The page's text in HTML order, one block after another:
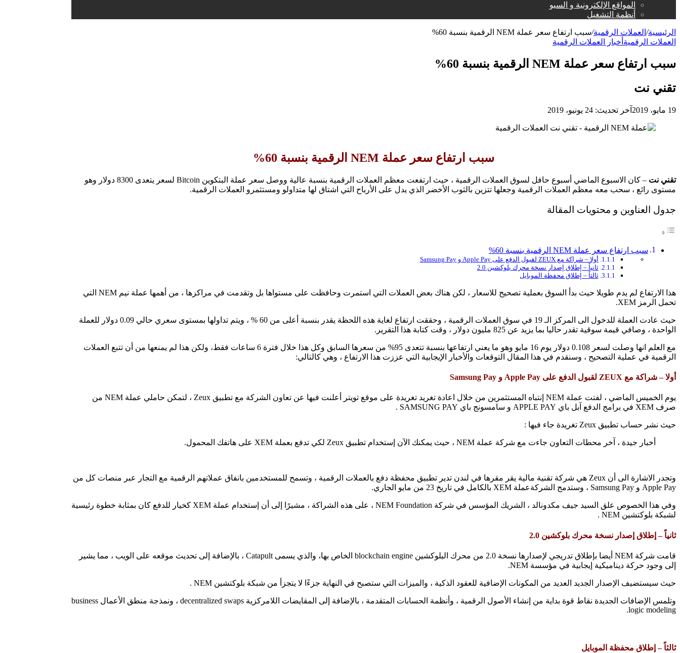
المواقع الإلكترونية و السيو
أنظمة التشغيل
الرئيسية/ العملات الرقمية/سبب ارتفاع سعر عملة NEM الرقمية بنسبة 60%
العملات الرقمية أخبار العملات الرقمية
سبب ارتفاع سعر عملة NEM الرقمية بنسبة 60%
تقني نت
19 مايو، 2019 آخر تحديث: 24 يونيو، 2019
سبب ارتفاع سعر عملة NEM الرقمية بنسبة 60%
تقني نت
– كان الاسبوع الماضي أسبوع حافل لسوق العملات الرقمية ، حيث ارتفعت معظم العملات الرقمية بنسبة عالية ووصل سعر عملة البتكوين Bitcoin لسعر يتعدى 8300 دولار وهو
مستوى رائع ، سحب معه معظم العملات الرقمية وجعلها تتزين بالثوب الأخضر الذي يدل على الأرباح التي اشتاق لها متداولو ومستثمرو العملات الرقمية.
جدول العناوين و محتويات المقالة
سبب ارتفاع سعر عملة NEM الرقمية بنسبة 60%
أولا – شراكة مع ZEUX لقبول الدفع على Apple Pay و Samsung Pay
ثانياً – إطلاق إصدار نسخة محرك بلوكشين 2.0
ثالثاً – إطلاق محفظة الموبايل
هذا الارتفاع لم يدم طويلا حيث بدأ السوق بعملية تصحيح للاسعار ، لكن هناك بعض العملات التي استمرت وحافظت على مستواها بل وتقدمت في مراكزها ، من أهمها عملة نيم NEM التي
تحمل الرمز XEM.
حيث عادت العملة للدخول الى المركز الـ 19 في سوق العملات الرقمية ، وحققت ارتفاع لغاية هذه اللحظة يقدر بنسبة أعلى من 60 % ، ويتم تداولها بمستوى سعري حالي 0.09 دولار للعملة
الواحدة ، وصافي قيمة سوقية تقدر حاليا بما يزيد عن 825 مليون دولار ، وقت كتابة هذا التقرير.
مع العلم انها وصلت لسعر 0.108 دولار يوم 16 مايو وهو ما يعني ارتفاعها بنسبة تتعدى 95% من سعرها السابق وكل هذا خلال فترة 6 ساعات فقط، ولكن هذا لم يمنعها من أن تتبع العملات
الرقمية في عملية التصحيح ، وسنقدم في هذا المقال التوقعات والأخبار الإيجابية التي عززت هذا الارتفاع ، وهي كالتالي:
أولا – شراكة مع ZEUX لقبول الدفع على Apple Pay و Samsung Pay
يوم الخميس الماضي ، لفتت عملة NEM إنتباه المستثمرين من خلال اعادة تغريد تغريدة على موقع تويتر أعلنت فيها عن تعاون الشركة مع تطبيق Zeux ، لتمكن حاملي عملة NEM من
صرف XEM في برامج الدفع آبل باي APPLE PAY و سامسونج باي SAMSUNG PAY .
حيث نشر حساب تطبيق Zeux تغريدة جاء فيها :
أخبار جيدة ، آخر محطات التعاون جاءت مع شركة عملة NEM ، حيث يمكنك الآن إستخدام تطبيق Zeux لكي تدفع بعملة XEM على هاتفك المحمول.
وتجدر الاشارة الى أن Zeux هي شركة تقنية مالية يقر مقرها في لندن تدير تطبيق محفظة دفع بالعملات الرقمية ، وتسمح للمستخدمين بانفاق عملاتهم الرقمية مع التجار عبر منصات كل من
Apple Pay و Samsung Pay ، وستدمج الشركةعملة XEM بالكامل في تاريخ 23 من مايو الجاري.
وفي هذا الخصوص علق السيد جيف مكدونالد ، الشريك المؤسس في شركة NEM Foundation ، على هذه الشراكة ، مشيرًا إلى أن إستخدام عملة XEM كخيار للدفع كان بمثابة خطوة رئيسية
لشبكة بلوكتشين NEM .
ثانياً – إطلاق إصدار نسخة محرك بلوكشين 2.0
قامت شركة NEM أيضا بإطلاق تدريجي لإصدارها نسخة 2.0 من محرك البلوكشين blockchain engine الخاص بها، والذي يسمى Catapult ، بالإضافة إلى تحديث موقعه على الويب ، مما يشير
إلى وجود حركة ديناميكية إيجابية في مؤسسة NEM.
حيث سيستضيف الإصدار الجديد العديد من المكونات الإضافية للعقود الذكية ، والميزات التي ستصبح في النهاية جزءًا لا يتجزأ من شبكة بلوكتشين NEM .
وتلمس الإضافات الجديدة نقاط قوة بداية من إنشاء الأصول الرقمية ، وأنظمة الحسابات المتقدمة ، بالإضافة إلى المقايضات اللامركزية decentralized swaps ، ونمذجة منطق الأعمال business
logic modeling.
ثالثاً – إطلاق محفظة الموبايل